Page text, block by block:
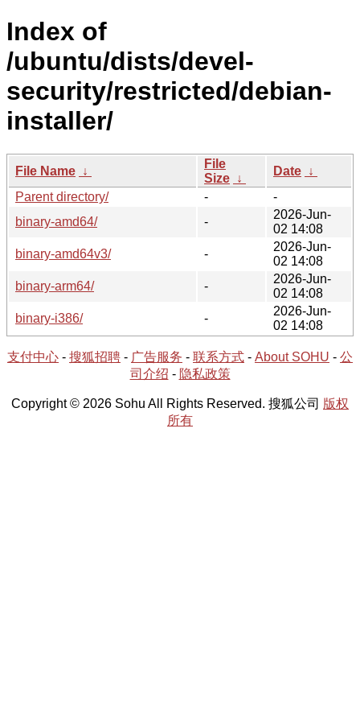
Index of
/ubuntu/dists/devel-
security/restricted/debian-
installer/
File Name ↓
File
Size ↓
Date ↓
Parent directory/
-
-
binary-amd64/
-
2026-Jun-
02 14:08
binary-amd64v3/
-
2026-Jun-
02 14:08
binary-arm64/
-
2026-Jun-
02 14:08
binary-i386/
-
2026-Jun-
02 14:08
支付中心 - 搜狐招聘 - 广告服务 - 联系方式 - About SOHU - 公
司介绍 - 隐私政策
Copyright © 2026 Sohu All Rights Reserved. 搜狐公司 版权
所有